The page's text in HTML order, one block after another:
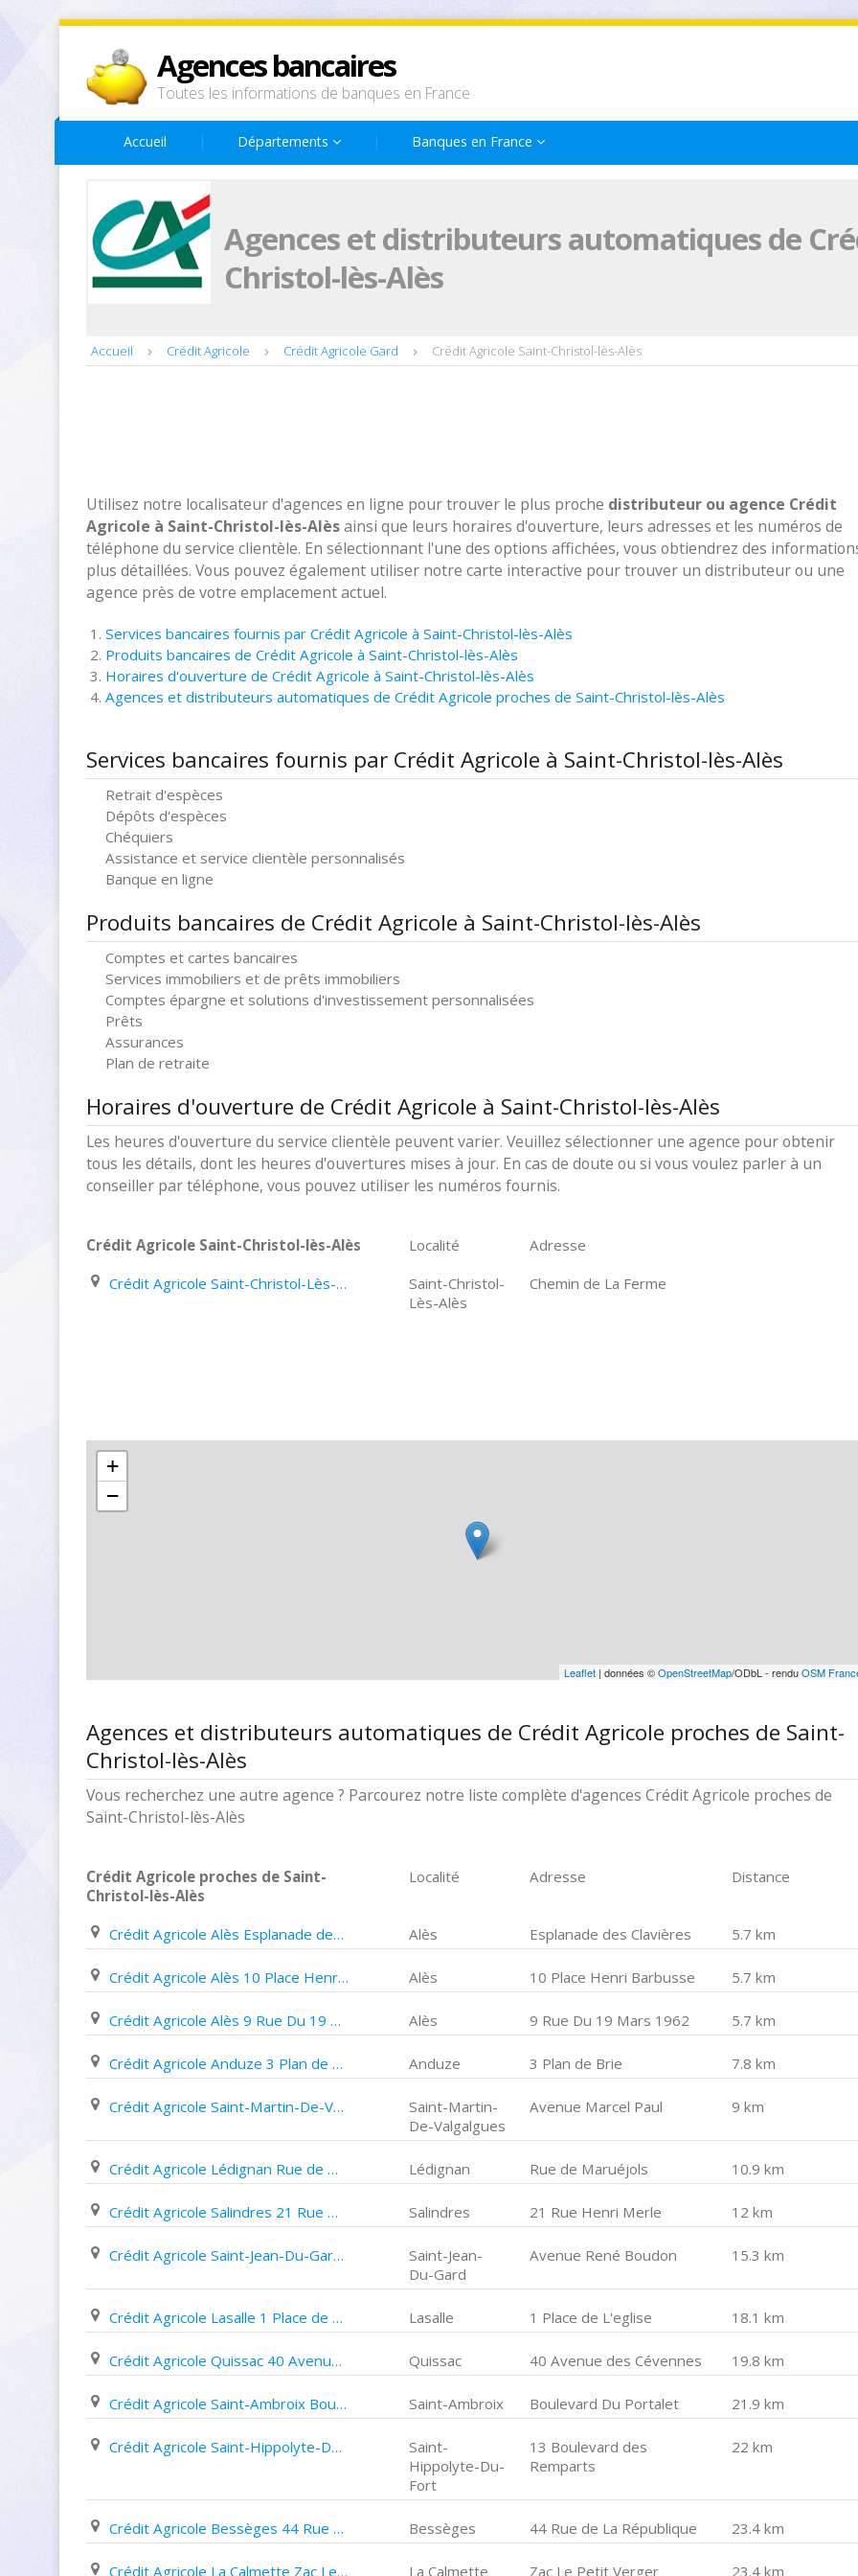
Agences bancaires
Toutes les informations de banques en France
Accueil Départements Banques en France
Agences et distributeurs automatiques de
Christol-lès-Alès
Accueil Crédit Agricole Crédit Agricole Gard Crédit Agricole Saint-Christol-lès-Alès
Utilisez notre localisateur d'agences en ligne pour trouver le plus proche distributeur ou agence Crédit
Agricole à Saint-Christol-lès-Alèsainsi que leurs horaires d'ouverture, leurs adresses et les numéros de
téléphone du service clientèle. En sélectionnant l'une des options affichées, vous obtiendrez des
plus détaillées. Vous pouvez également utiliser notre carte interactive pour trouver un distributeur ou une
agence près de votre emplacement actuel.
Services bancaires fournis par Crédit Agricole à Saint-Christol-lès-Alès
Produits bancaires de Crédit Agricole à Saint-Christol-lès-Alès
Horaires d'ouverture de Crédit Agricole à Saint-Christol-lès-Alès
Agences et distributeurs automatiques de Crédit Agricole proches de Saint-Christol-lès-Alès
Services bancaires fournis par Crédit Agricole à Saint-Christol-lès-Alès
Retrait d'espèces
Dépôts d'espèces
Chéquiers
Assistance et service clientèle personnalisés
Banque en ligne
Produits bancaires de Crédit Agricole à Saint-Christol-lès-Alès
Comptes et cartes bancaires
Services immobiliers et de prêts immobiliers
Comptes épargne et solutions d'investissement personnalisées
Prêts
Assurances
Plan de retraite
Horaires d'ouverture de Crédit Agricole à Saint-Christol-lès-Alès
Les heures d'ouverture du service clientèle peuvent varier. Veuillez sélectionner une agence pour obtenir
tous les détails, dont les heures d'ouvertures mises à jour. En cas de doute ou si vous voulez parler à un
conseiller par téléphone, vous pouvez utiliser les numéros fournis.
Crédit Agricole Saint-Christol-lès-Alès Localité
Adresse
Crédit Agricole Saint-Christol-Lès-Alès Chemin de La Ferme
Saint-Christol-
Lès-Alès
Chemin de La Ferme
+
−
Leaflet| données ©OpenStreetMap/ODbL - renduOSM
Agences et distributeurs automatiques de Crédit Agricole proches de Saint-
Christol-lès-Alès
Vous recherchez une autre agence ? Parcourez notre liste complète d'agences Crédit Agricole proches de
Saint-Christol-lès-Alès
Crédit Agricole proches de Saint-
Christol-lès-Alès
Localité Adresse Distance
Crédit Agricole Alès Esplanade des Clavières Alès Esplanade des Clavières 5.7 km
Crédit Agricole Alès 10 Place Henri Barbusse Alès 10 Place Henri Barbusse 5.7 km
Crédit Agricole Alès 9 Rue Du 19 Mars 1962 Alès 9 Rue Du 19 Mars 1962 5.7 km
Crédit Agricole Anduze 3 Plan de Brie Anduze 3 Plan de Brie 7.8 km
Crédit Agricole Saint-Martin-De-Valgalgues Avenue Marcel Paul
Saint-Martin-
De-Valgalgues
Avenue Marcel Paul 9 km
Crédit Agricole Lédignan Rue de Maruéjols Lédignan Rue de Maruéjols 10.9 km
Crédit Agricole Salindres 21 Rue Henri Merle Salindres 21 Rue Henri Merle 12 km
Crédit Agricole Saint-Jean-Du-Gard Avenue René Boudon
Saint-Jean-
Du-Gard
Avenue René Boudon 15.3 km
Crédit Agricole Lasalle 1 Place de L'eglise Lasalle 1 Place de L'eglise 18.1 km
Crédit Agricole Quissac 40 Avenue des Cévennes Quissac 40 Avenue des Cévennes 19.8 km
Crédit Agricole Saint-Ambroix Boulevard Du Portalet Saint-Ambroix Boulevard Du Portalet 21.9 km
Crédit Agricole Saint-Hippolyte-Du-Fort 13 Boulevard des Remparts
Saint-
Hippolyte-Du-
Fort
13 Boulevard des
Remparts
22 km
Crédit Agricole Bessèges 44 Rue de La République Bessèges 44 Rue de La République 23.4 km
Crédit Agricole La Calmette Zac Le Petit Verger La Calmette Zac Le Petit Verger 23.4 km